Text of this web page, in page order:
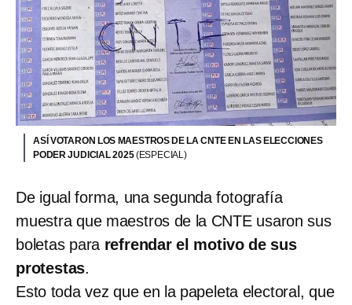
ASÍ VOTARON LOS MAESTROS DE LA CNTE EN LAS ELECCIONES
PODER JUDICIAL 2025(ESPECIAL)
De igual forma, una segunda fotografía
muestra que maestros de la CNTE usaron sus
boletas para refrendar el motivo de sus
protestas.
Esto toda vez que en la papeleta electoral, que